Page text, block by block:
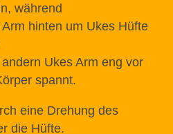
während
hinten um Ukes Hüfte
Ukes Arm eng vor
spannt.
eine Drehung des
die Hüfte.